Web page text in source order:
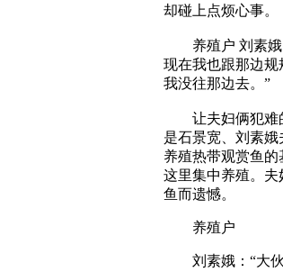
却碰上点烦心事。
养殖户 刘素娥
现在我也跟那边规
我没往那边去。”
让夫妇俩犯难
是石景宽、刘素
养殖热带观赏鱼的
这里集中养殖。
鱼而遗憾。
养殖户
刘素娥：“大伙